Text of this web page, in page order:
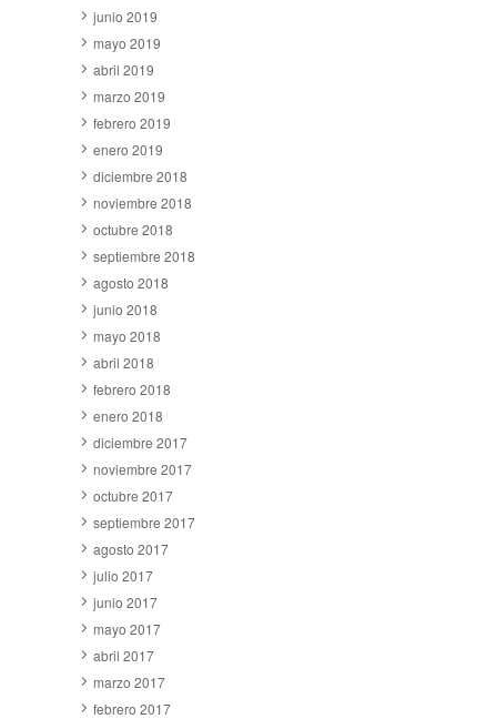
junio 2019
mayo 2019
abril 2019
marzo 2019
febrero 2019
enero 2019
diciembre 2018
noviembre 2018
octubre 2018
septiembre 2018
agosto 2018
junio 2018
mayo 2018
abril 2018
febrero 2018
enero 2018
diciembre 2017
noviembre 2017
octubre 2017
septiembre 2017
agosto 2017
julio 2017
junio 2017
mayo 2017
abril 2017
marzo 2017
febrero 2017